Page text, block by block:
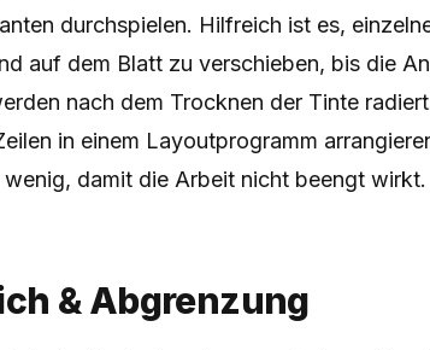
durchspielen. Hilfreich ist es,
auf dem Blatt zu verschieben, bis die
nach dem Trocknen der Tinte
in einem Layoutprogramm
wenig, damit die Arbeit nicht beengt wirkt.
& Abgrenzung